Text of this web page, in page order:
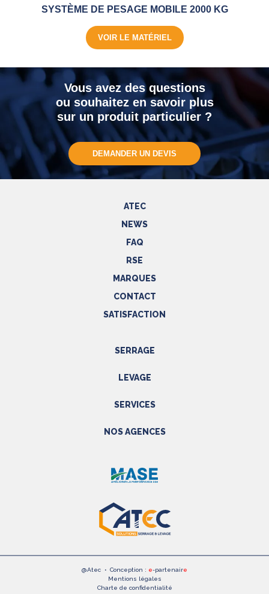
SYSTÈME DE PESAGE MOBILE 2000 KG
VOIR LE MATÉRIEL
Vous avez des questions
ou souhaitez en savoir plus
sur un produit particulier ?
DEMANDER UN DEVIS
ATEC
NEWS
FAQ
RSE
MARQUES
CONTACT
SATISFACTION
SERRAGE
Outils électriques
LEVAGE
EPI
SERVICES
Réparations
NOS AGENCES
NORD
Rhône alpes
Normandie
@Atec • Conception : e-partenaire
Mentions légales
Charte de confidentialité